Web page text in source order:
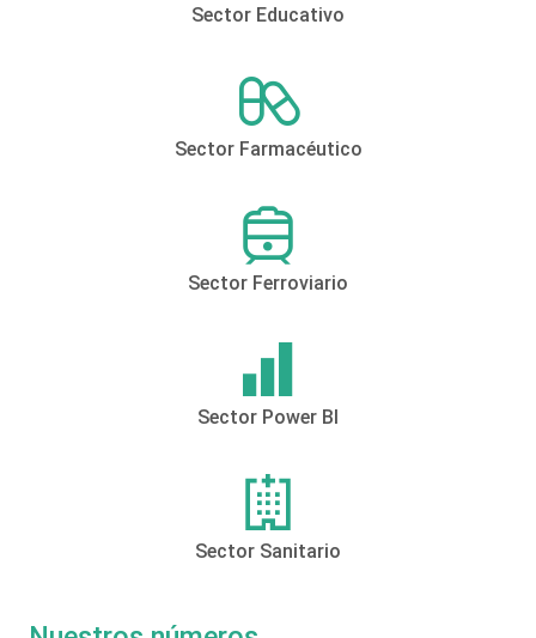
Sector Educativo
Sector Farmacéutico
Sector Ferroviario
Sector Power BI
Sector Sanitario